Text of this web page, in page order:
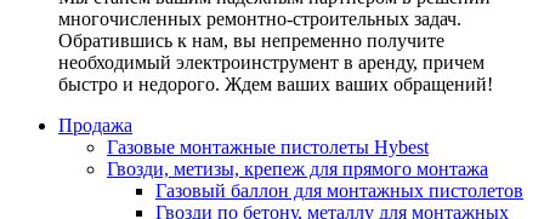
многочисленных ремонтно-строительных задач.
Обратившись к нам, вы непременно получите
необходимый электроинструмент в аренду, причем
быстро и недорого. Ждем ваших ваших обращений!
Продажа
Газовые монтажные пистолеты Hybest
Гвозди, метизы, крепеж для прямого монтажа
Газовый баллон для монтажных пистолетов
Гвозди по бетону, металлу для монтажных